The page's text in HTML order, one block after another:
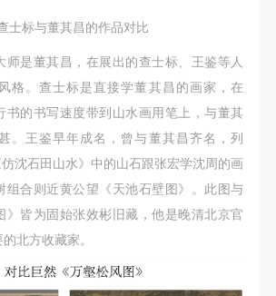
士标与董其昌的作品对比
师是董其昌，在展出的查士标、王鉴等人
格。查士标是直接学董其昌的画家，在
书的书写速度带到山水画用笔上，与董其
。王鉴早年成名，曾与董其昌齐名，列
沈石田山水》中的山石跟张宏学沈周的画
组合则近黄公望《天池石壁图》。此图与
》皆为固始张效彬旧藏，他是晚清北京官
北方收藏家。